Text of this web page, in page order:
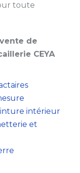
toute
de
CEYA
intérieur
et